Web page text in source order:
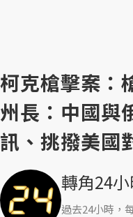
柯克槍擊案：
州長：中國與
訊、挑撥美國
轉角24
過去24小時，